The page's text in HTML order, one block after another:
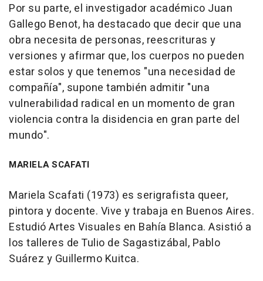
Por su parte, el investigador académico Juan
Gallego Benot, ha destacado que decir que una
obra necesita de personas, reescrituras y
versiones y afirmar que, los cuerpos no pueden
estar solos y que tenemos "una necesidad de
compañía", supone también admitir "una
vulnerabilidad radical en un momento de gran
violencia contra la disidencia en gran parte del
mundo".
MARIELA SCAFATI
Mariela Scafati (1973) es serigrafista queer,
pintora y docente. Vive y trabaja en Buenos Aires.
Estudió Artes Visuales en Bahía Blanca. Asistió a
los talleres de Tulio de Sagastizábal, Pablo
Suárez y Guillermo Kuitca.